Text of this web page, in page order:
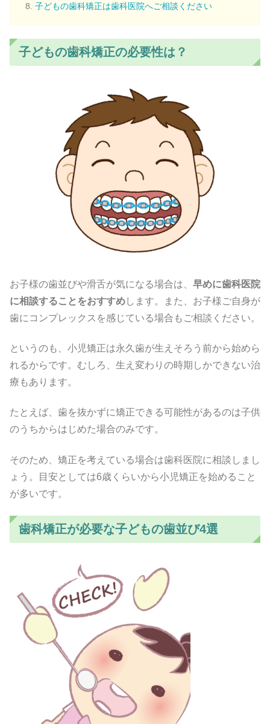
子どもの歯科矯正は歯科医院へご相談ください
子どもの歯科矯正の必要性は？
お子様の歯並びや滑舌が気になる場合は、 早めに歯科医院
に相談することをおすすめします。また、お子様ご自身が
歯にコンプレックスを感じている場合もご相談ください。
というのも、小児矯正は永久歯が生えそろう前から始めら
れるからです。むしろ、生え変わりの時期しかできない治
療もあります。
たとえば、歯を抜かずに矯正できる可能性があるのは子供
のうちからはじめた場合のみです。
そのため、矯正を考えている場合は歯科医院に相談しまし
ょう。目安としては6歳くらいから小児矯正を始めること
が多いです。
歯科矯正が必要な子どもの歯並び4選